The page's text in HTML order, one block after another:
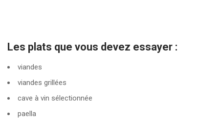
Les plats que vous devez essayer :
viandes
viandes grillées
cave à vin sélectionnée
paella